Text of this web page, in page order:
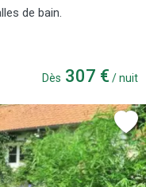
de bain.
Dès 307 € / nuit